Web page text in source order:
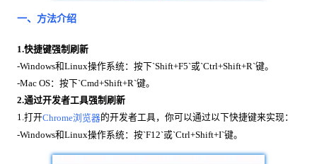
一、方法介绍
1.快捷键强制刷新
-Windows和Linux操作系统：按下`Shift+F5`或`Ctrl+Shift+R`键。
-Mac OS：按下`Cmd+Shift+R`键。
2.通过开发者工具强制刷新
1.打开Chrome浏览器的开发者工具，你可以通过以下快捷键来实现：
-Windows和Linux操作系统：按`F12`或`Ctrl+Shift+I`键。